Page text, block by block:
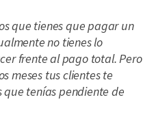
que tienes que pagar un
no tienes lo
frente al pago total. Pero
meses tus clientes te
tenías pendiente de